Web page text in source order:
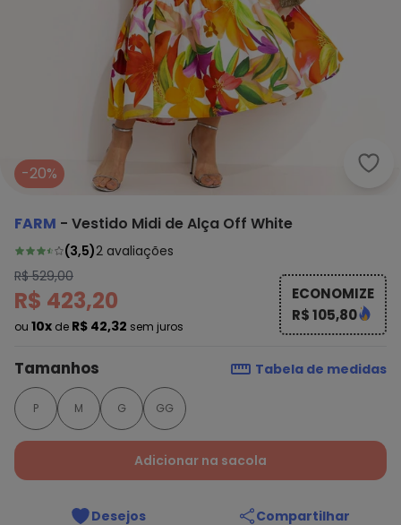
-20%
FARM - Vestido Midi de Alça Off White
(3,5)2 avaliações
R$ 529,00
R$ 423,20
ou 10x de R$ 42,32 sem juros
ECONOMIZE
R$ 105,80
Tamanhos Tabela de medidas
P M G GG
Adicionar na sacola
Desejos Compartilhar